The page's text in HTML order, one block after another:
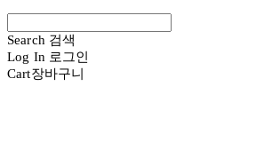
Search 검색
Log In 로그인
Cart장바구니